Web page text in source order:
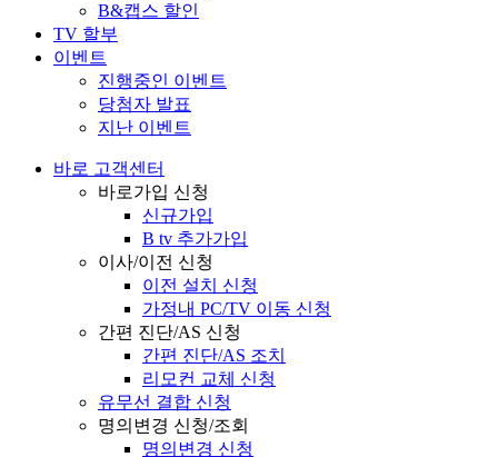
B&캡스 할인
TV 할부
이벤트
진행중인 이벤트
당첨자 발표
지난 이벤트
바로 고객센터
바로가입 신청
신규가입
B tv 추가가입
이사/이전 신청
이전 설치 신청
가정내 PC/TV 이동 신청
간편 진단/AS 신청
간편 진단/AS 조치
리모컨 교체 신청
유무선 결합 신청
명의변경 신청/조회
명의변경 신청